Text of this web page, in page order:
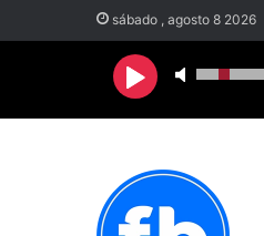
sábado , agosto 8 2026